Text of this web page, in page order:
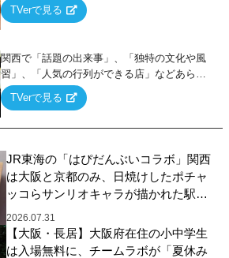
JR東海の「はぴだんぶいコラボ」関西
は大阪と京都のみ、日焼けしたポチャ
ッコらサンリオキャラが描かれた駅弁
やグッズが登場
2026.07.31
【大阪・長居】大阪府在住の小中学生
は入場無料に、チームラボが「夏休み
TVerで見る
関西で「話題の出来事」、「独特の文化や風
習」、「人気の行列ができる店」などあらゆ
るテーマについて好き放題にちゃちゃを入れ
ていく関西色を前面に押し出したトークバラ
TVerで見る